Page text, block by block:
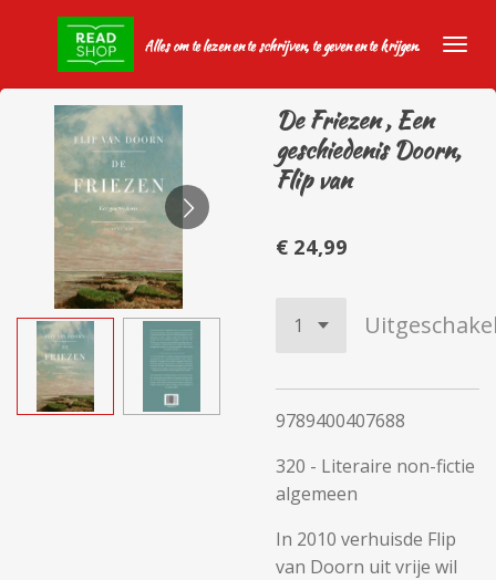
hoofdinhoud
Alles om te lezen en te schrijven, te geven en te krijgen.
De Friezen , Een
geschiedenis Doorn,
Flip van
€ 24,99
9789400407688
320 - Literaire non-fictie
algemeen
In 2010 verhuisde Flip
van Doorn uit vrije wil